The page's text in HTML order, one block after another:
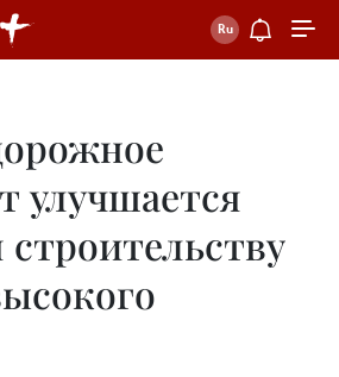
улучшается
строительству